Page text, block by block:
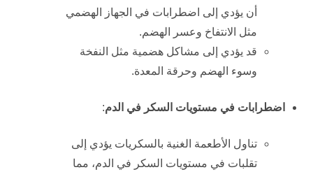
أن يؤدي إلى اضطرابات في الجهاز الهضمي
مثل الانتفاخ وعسر الهضم.
قد يؤدي إلى مشاكل هضمية مثل النفخة
وسوء الهضم وحرقة المعدة.
اضطرابات في مستويات السكر في الدم:
تناول الأطعمة الغنية بالسكريات يؤدي إلى
تقلبات في مستويات السكر في الدم، مما